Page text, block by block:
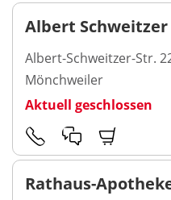
Albert
Albert-Schweitzer-Str.
Mönchweiler
Aktuell geschlossen
Rathaus-